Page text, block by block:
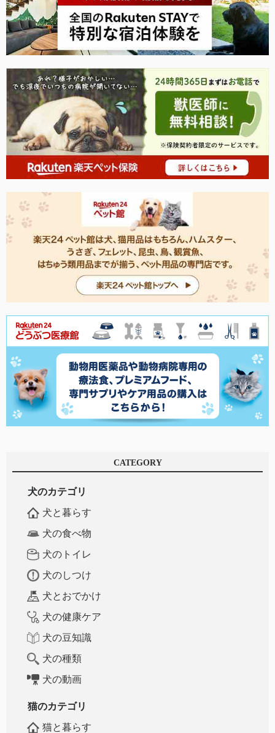
CATEGORY
犬のカテゴリ
犬と暮らす
犬の食べ物
犬のトイレ
犬のしつけ
犬とおでかけ
犬の健康ケア
犬の豆知識
犬の種類
犬の動画
猫のカテゴリ
猫と暮らす